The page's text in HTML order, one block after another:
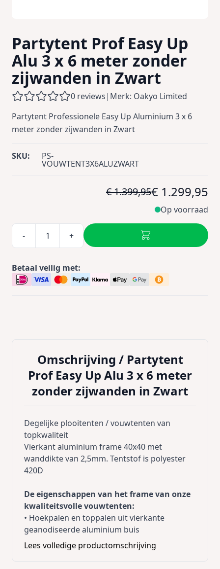
Partytent Prof Easy Up
Alu 3 x 6 meter zonder
zijwanden in Zwart
0 reviews| Merk: Oakyo Limited
Partytent Professionele Easy Up Aluminium 3 x 6
meter zonder zijwanden in Zwart
SKU: PS-
VOUWTENT3X6ALUZWART
€ 1.399,95€ 1.299,95
Op voorraad
- +
Betaal veilig met:
Omschrijving / Partytent
Prof Easy Up Alu 3 x 6 meter
zonder zijwanden in Zwart
Degelijke plooitenten / vouwtenten van
topkwaliteit
Vierkant aluminium frame 40x40 met
wanddikte van 2,5mm. Tentstof is polyester
420D
De eigenschappen van het frame van onze
kwaliteitsvolle vouwtenten:
• Hoekpalen en toppalen uit vierkante
geanodiseerde aluminium buis
40x40mm, wanddikte 2,5 mm en binnenin
Lees volledige productomschrijving